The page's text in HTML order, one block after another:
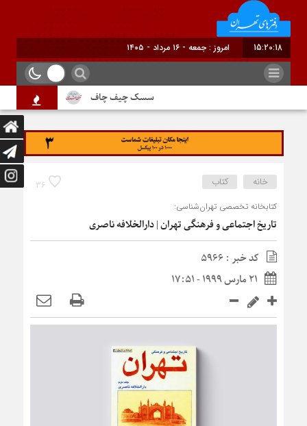
15:20:18 برابر با : Friday - 7 August - 2026
سسک چیف چاف دم جنبانک ابلق
36 خانه کتاب
کتابخانه تخصصی تهران‌شناسی:
تاریخ اجتماعی و فرهنگی تهران | دارالخلافه ناصری
کد خبر : 5966
21 مارس 1999 - 17:51